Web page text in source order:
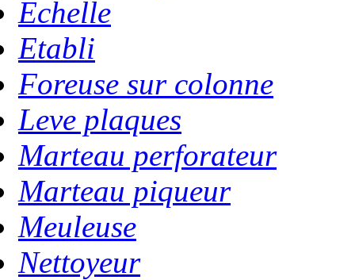
Echelle
Etabli
Foreuse sur colonne
Leve plaques
Marteau perforateur
Marteau piqueur
Meuleuse
Nettoyeur